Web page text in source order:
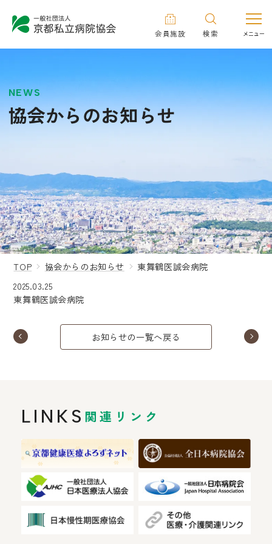
会員施設 検索
NEWS
協会からのお知らせ
TOP 協会からのお知らせ
東舞鶴医誠会病院
2025.03.25
東舞鶴医誠会病院
お知らせの一覧へ戻る
LINKS 関連リンク